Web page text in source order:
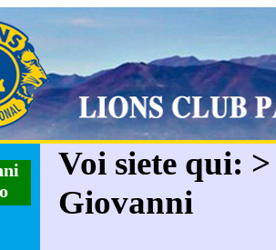
Voi siete qui:
Giovanni